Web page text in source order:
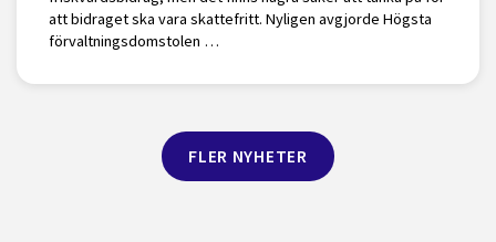
att bidraget ska vara skattefritt. Nyligen avgjorde Högsta
förvaltningsdomstolen …
FLER NYHETER